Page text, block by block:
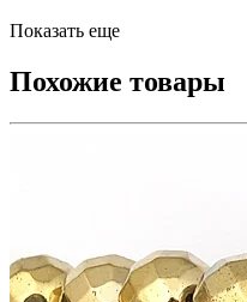
Показать еще
Похожие товары